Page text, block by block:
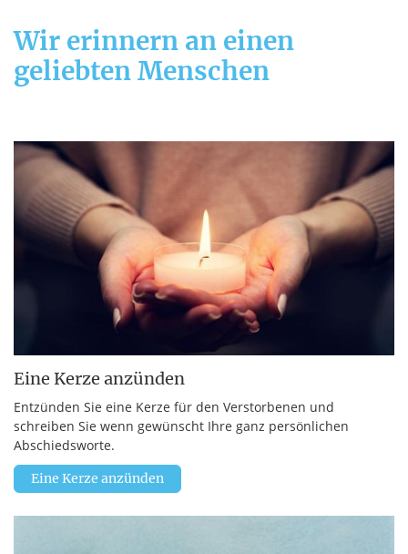
Wir erinnern an einen
geliebten Menschen
Eine Kerze anzünden
Entzünden Sie eine Kerze für den Verstorbenen und
schreiben Sie wenn gewünscht Ihre ganz persönlichen
Abschiedsworte.
Eine Kerze anzünden